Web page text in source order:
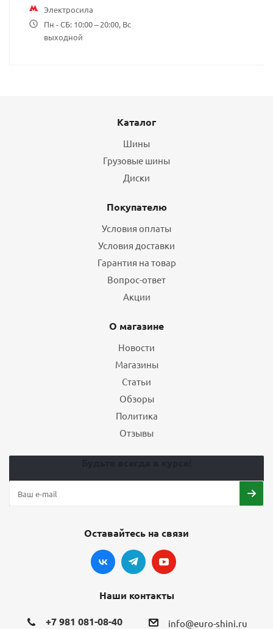
Электросила
Пн - СБ: 10:00 – 20:00, Вс
выходной
Каталог
Шины
Грузовые шины
Диски
Покупателю
Условия оплаты
Условия доставки
Гарантия на товар
Вопрос-ответ
Акции
О магазине
Новости
Магазины
Статьи
Обзоры
Политика
Отзывы
Оставайтесь на связи
Наши контакты
+7 981 081-08-40 info@euro-shini.ru